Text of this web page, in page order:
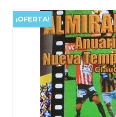
¡OFERTA!